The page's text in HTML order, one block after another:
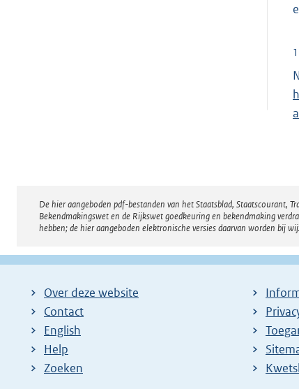
1
Disclaimer
De hier aangeboden pdf-bestanden van het Staatsblad, Staatscourant,
Bekendmakingswet en de Rijkswet goedkeuring en bekendmaking
hebben; de hier aangeboden elektronische versies daarvan worden bij
Over deze website
Contact
English
Help
Zoeken
E